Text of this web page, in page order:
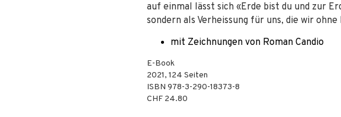
auf einmal lässt sich «Erde bist du und zur
sondern als Verheissung für uns, die wir
mit Zeichnungen von Roman Candio
E-Book
2021, 124 Seiten
ISBN 978-3-290-18373-8
CHF 24.80